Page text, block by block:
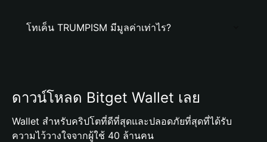
โทเค็น TRUMPISM มีมูลค่าเท่าไร?
ดาวน์โหลด Bitget Wallet เลย
Wallet สำหรับคริปโตที่ดีที่สุดและปลอดภัยที่สุดที่ได้รับ
ความไว้วางใจจากผู้ใช้ 40 ล้านคน